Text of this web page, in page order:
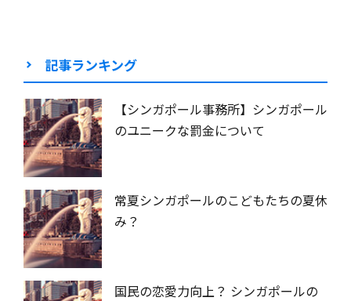
記事ランキング
【シンガポール事務所】シンガポール
のユニークな罰金について
常夏シンガポールのこどもたちの夏休
み？
国民の恋愛力向上？ シンガポールの